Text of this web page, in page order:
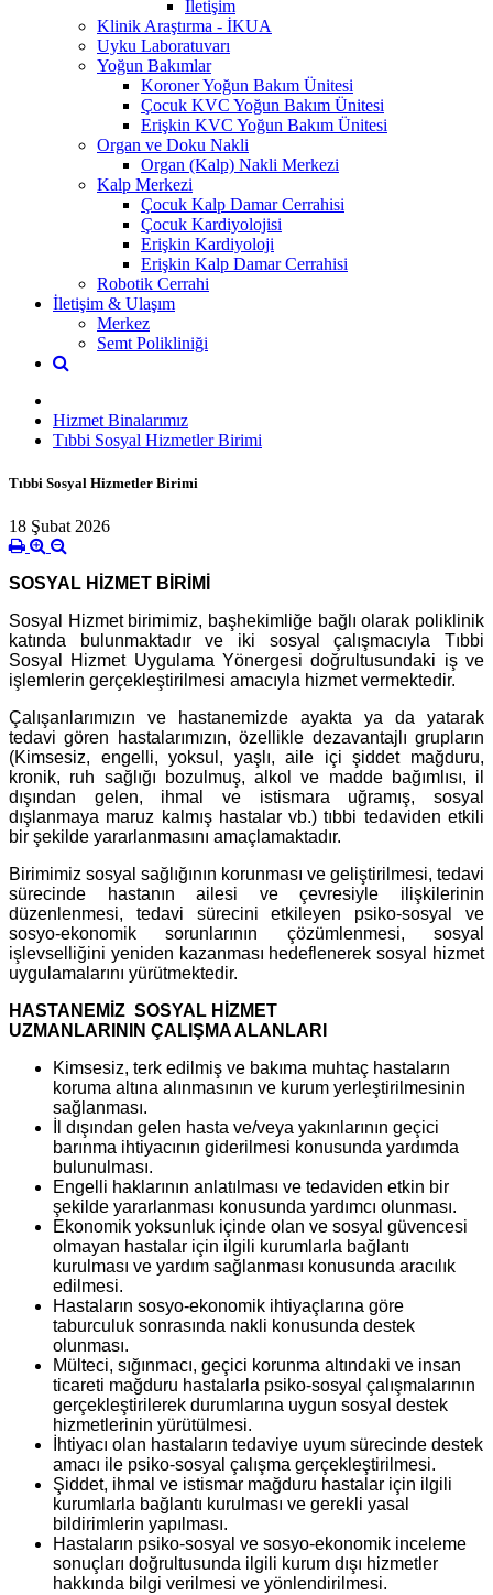
İletişim
Klinik Araştırma - İKUA
Uyku Laboratuvarı
Yoğun Bakımlar
Koroner Yoğun Bakım Ünitesi
Çocuk KVC Yoğun Bakım Ünitesi
Erişkin KVC Yoğun Bakım Ünitesi
Organ ve Doku Nakli
Organ (Kalp) Nakli Merkezi
Kalp Merkezi
Çocuk Kalp Damar Cerrahisi
Çocuk Kardiyolojisi
Erişkin Kardiyoloji
Erişkin Kalp Damar Cerrahisi
Robotik Cerrahi
İletişim & Ulaşım
Merkez
Semt Polikliniği
Hizmet Binalarımız
Tıbbi Sosyal Hizmetler Birimi
Tıbbi Sosyal Hizmetler Birimi
18 Şubat 2026
SOSYAL HİZMET BİRİMİ
Sosyal Hizmet birimimiz, başhekimliğe bağlı olarak poliklinik
katında bulunmaktadır ve iki sosyal çalışmacıyla Tıbbi
Sosyal Hizmet Uygulama Yönergesi doğrultusundaki iş ve
işlemlerin gerçekleştirilmesi amacıyla hizmet vermektedir.
Çalışanlarımızın ve hastanemizde ayakta ya da yatarak
tedavi gören
hastalarımızın,özellikle dezavantajlı grupların
(Kimsesiz, engelli, yoksul, yaşlı, aile içi şiddet mağduru,
kronik, ruh sağlığı bozulmuş, alkol ve madde bağımlısı, il
dışından gelen, ihmal ve istismara uğramış, sosyal
dışlanmaya maruz kalmış hastalar vb.) tıbbi tedaviden etkili
bir şekilde yararlanmasını amaçlamaktadır.
Birimimiz sosyal sağlığının korunması ve geliştirilmesi, tedavi
sürecinde hastanın ailesi ve çevresiyle ilişkilerinin
düzenlenmesi, tedavi sürecini etkileyen psiko-sosyal ve
sosyo-ekonomik sorunlarının çözümlenmesi, sosyal
işlevselliğini yeniden kazanması hedeflenerek sosyal hizmet
uygulamalarını yürütmektedir.
HASTANEMİZ SOSYAL HİZMET
UZMANLARININ ÇALIŞMA ALANLARI
Kimsesiz, terk edilmiş ve bakıma muhtaç hastaların
koruma altına alınmasının ve kurum yerleştirilmesinin
sağlanması.
İl dışından gelen hasta ve/veya yakınlarının geçici
barınma ihtiyacının giderilmesi konusunda yardımda
bulunulması.
Engelli haklarının anlatılması ve tedaviden etkin bir
şekilde yararlanması konusunda yardımcı olunması.
Ekonomik yoksunluk içinde olan ve sosyal güvencesi
olmayan hastalar için ilgili kurumlarla bağlantı
kurulması ve yardım sağlanması konusunda aracılık
edilmesi.
Hastaların sosyo-ekonomik ihtiyaçlarına göre
taburculuk sonrasında nakli konusunda destek
olunması.
Mülteci, sığınmacı, geçici korunma altındaki ve insan
ticareti mağduru hastalarla psiko-sosyal çalışmalarının
gerçekleştirilerek durumlarına uygun sosyal destek
hizmetlerinin yürütülmesi.
İhtiyacı olan hastaların tedaviye uyum sürecinde destek
amacı ile psiko-sosyal çalışma gerçekleştirilmesi.
Şiddet, ihmal ve istismar mağduru hastalar için ilgili
kurumlarla bağlantı kurulması ve gerekli yasal
bildirimlerin yapılması.
Hastaların psiko-sosyal ve sosyo-ekonomik inceleme
sonuçları doğrultusunda ilgili kurum dışı hizmetler
hakkında bilgi verilmesi ve yönlendirilmesi.